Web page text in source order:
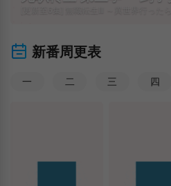
新番周更表
一 二 三 四